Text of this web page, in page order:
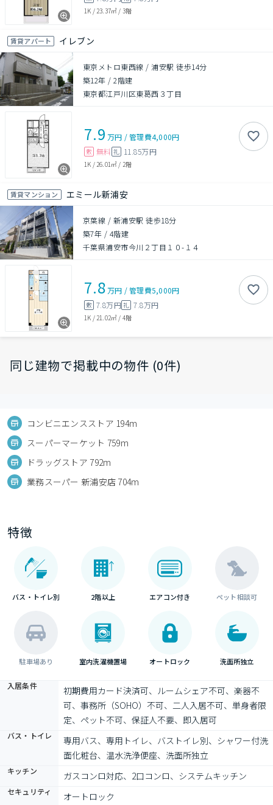
1K / 23.37㎡ / 3階
賃貸アパート イレブン
東京メトロ東西線 / 浦安駅 徒歩14分
築12年 /2階建
東京都江戸川区東葛西３丁目
7.9 万円 /管理費4,000円
敷 無料 礼 11.85万円
1K / 26.01㎡ / 2階
賃貸マンション エミール新浦安
京葉線 / 新浦安駅 徒歩18分
築7年 / 4階建
千葉県浦安市今川２丁目１０-１４
7.8万円 /管理費5,000円
敷 7.8万円礼 7.8万円
1K / 21.02㎡ / 4階
同じ建物で掲載中の物件 (0件)
コンビニエンスストア 194m
スーパーマーケット 759m
ドラッグストア 792m
業務スーパー 新浦安店 704m
特徴
バス・トイレ別 2階以上 エアコン付き ペット相談可
駐車場あり 室内洗濯機置場 オートロック 洗面所独立
入居条件
初期費用カード決済可、ルームシェア不可、楽器不
可、事務所（SOHO）不可、二人入居不可、単身者限
定、ペット不可、保証人不要、即入居可
バス・トイレ
専用バス、専用トイレ、バストイレ別、シャワー付洗
面化粧台、温水洗浄便座、洗面所独立
キッチン ガスコンロ対応、2口コンロ、システムキッチン
セキュリティ オートロック